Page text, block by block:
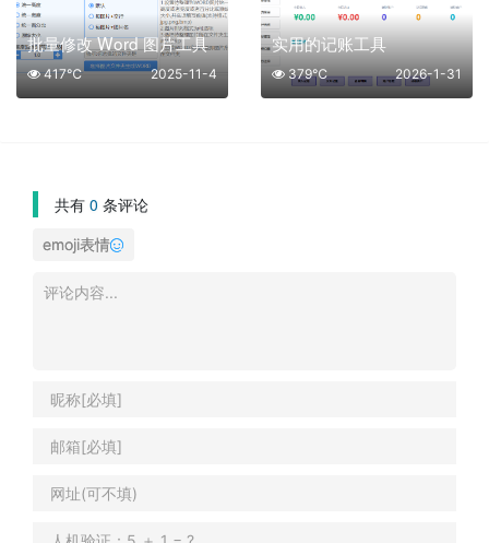
批量修改 Word 图片工具
2025-11-4
417℃
实用的记账工具
2026-1-31
379℃
共有 0 条评论
emoji表情